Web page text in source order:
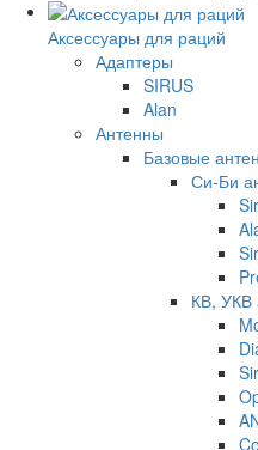
Аксессуары для раций
Адаптеры
SIRUS
Alan
Антенны
Базовые
Си-Би
КВ, УКВ